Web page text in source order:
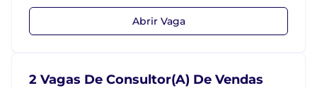
Abrir Vaga
2 Vagas De Consultor(A) De Vendas